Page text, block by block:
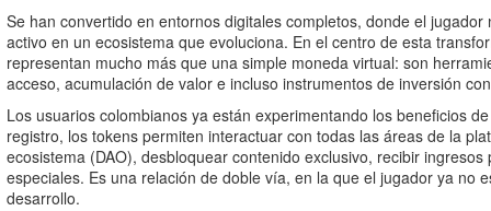
Se han convertido en entornos digitales completos, donde el
activo en un ecosistema que evoluciona. En el centro de esta
representan mucho más que una simple moneda virtual: son
acceso, acumulación de valor e incluso instrumentos de inversión
Los usuarios colombianos ya están experimentando los beneficios
registro, los tokens permiten interactuar con todas las áreas de la
ecosistema (DAO), desbloquear contenido exclusivo, recibir
especiales. Es una relación de doble vía, en la que el jugador ya no
desarrollo.